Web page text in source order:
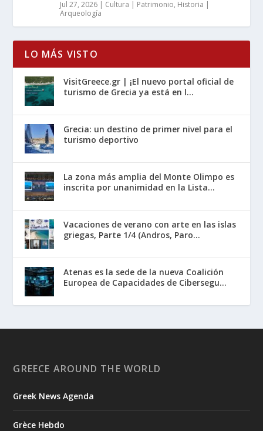
Jul 27, 2026 | Cultura | Patrimonio, Historia |
Arqueología
LO MÁS VISTO
VisitGreece.gr | ¡El nuevo portal oficial de
turismo de Grecia ya está en l...
Grecia: un destino de primer nivel para el
turismo deportivo
La zona más amplia del Monte Olimpo es
inscrita por unanimidad en la Lista...
Vacaciones de verano con arte en las islas
griegas, Parte 1/4 (Andros, Paro...
Atenas es la sede de la nueva Coalición
Europea de Capacidades de Cibersegu...
GREECE AROUND THE WORLD
Greek News Agenda
Grèce Hebdo